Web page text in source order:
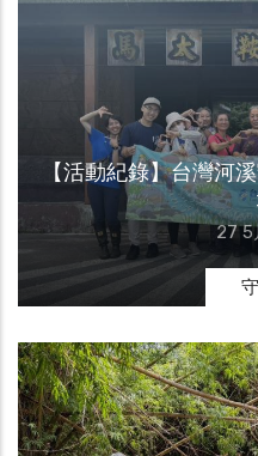
【活動紀錄】台灣河
27 5